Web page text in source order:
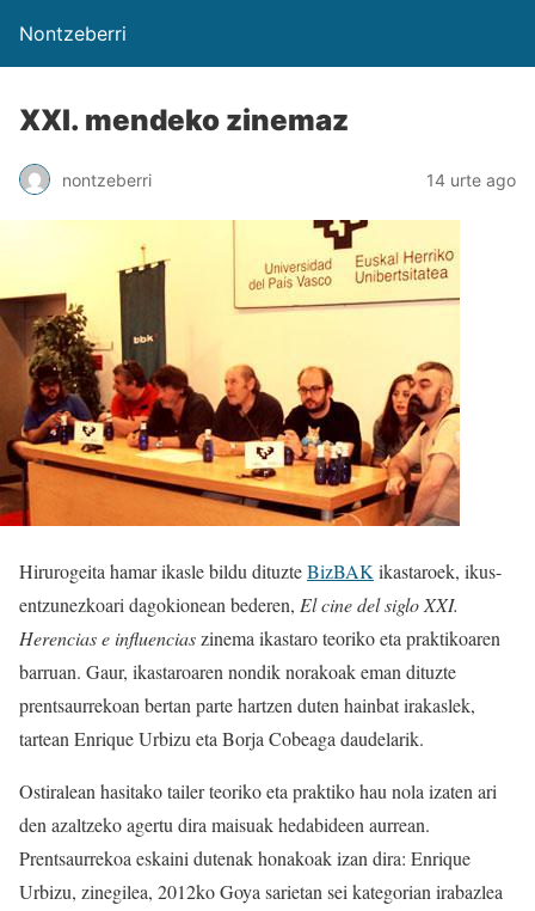
Nontzeberri
XXI. mendeko zinemaz
nontzeberri 14 urte ago
Hirurogeita hamar ikasle bildu dituzteBizBAK ikastaroek, ikus-
entzunezkoari dagokionean bederen, El cine del siglo XXI.
Herencias e influenciaszinema ikastaro teoriko eta praktikoaren
barruan. Gaur, ikastaroaren nondik norakoak eman dituzte
prentsaurrekoan bertan parte hartzen duten hainbat irakaslek,
tartean Enrique Urbizu eta Borja Cobeaga daudelarik.
Ostiralean hasitako tailer teoriko eta praktiko hau nola izaten ari
den azaltzeko agertu dira maisuak hedabideen aurrean.
Prentsaurrekoa eskaini dutenak honakoak izan dira: Enrique
Urbizu, zinegilea, 2012ko Goya sarietan sei kategorian irabazlea